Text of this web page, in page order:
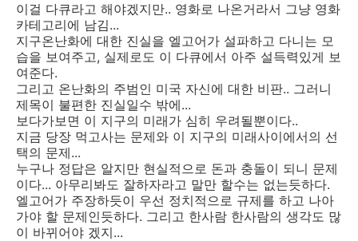
이걸 다큐라고 해야겠지만.. 영화로 나온거라서 그냥 영화
카테고리에 남김...
지구온난화에 대한 진실을 엘고어가 설파하고 다니는 모
습을 보여주고, 실제로도 이 다큐에서 아주 설득력있게 보
여준다.
그리고 온난화의 주범인 미국 자신에 대한 비판.. 그러니
제목이 불편한 진실일수 밖에...
보다가보면 이 지구의 미래가 심히 우려될뿐이다..
지금 당장 먹고사는 문제와 이 지구의 미래사이에서의 선
택의 문제...
누구나 정답은 알지만 현실적으로 돈과 충돌이 되니 문제
이다... 아무리봐도 잘하자라고 말만 할수는 없는듯하다.
엘고어가 주장하듯이 우선 정치적으로 규제를 하고 나아
가야 할 문제인듯하다. 그리고 한사람 한사람의 생각도 많
이 바뀌어야 겠지...